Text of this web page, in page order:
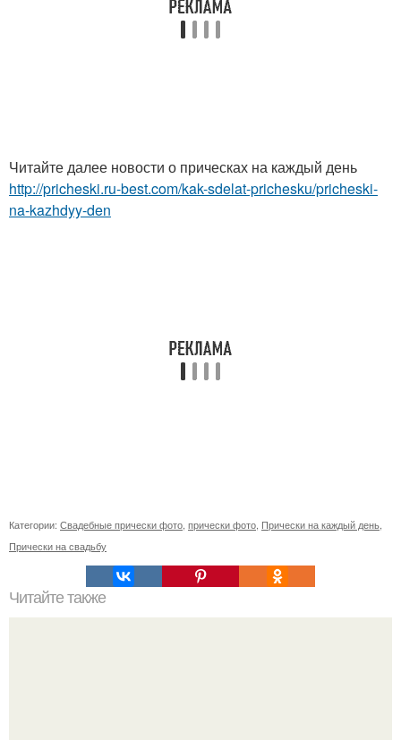
Читайте далее новости о прическах на каждый день
http://pricheski.ru-best.com/kak-sdelat-prichesku/pricheski-
na-kazhdyy-den
Категории: Свадебные прически фото прически фото Прически на каждый день
Прически на свадьбу
Читайте также